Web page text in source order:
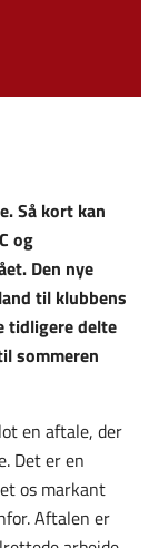
Så kort kan
og
Den nye
til klubbens
tidligere delte
sommeren
en aftale, der
Det er en
os markant
Aftalen er